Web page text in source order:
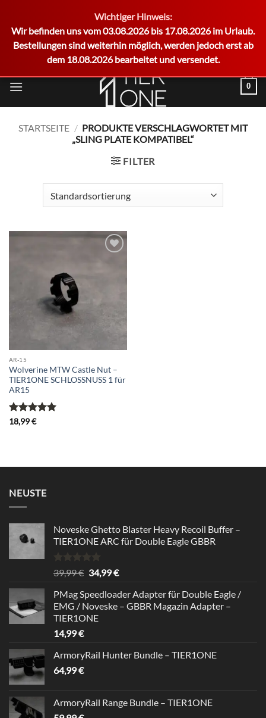
Wichtiger Hinweis:
Wir befinden uns vom 03.08.2026 bis 17.08.2026 im Urlaub.
Bestellungen sind weiterhin möglich, werden jedoch erst ab
dem 18.08.2026 bearbeitet und versendet.
Inhalt
0
STARTSEITE / PRODUKTE VERSCHLAGWORTET MIT
„SLING PLATE KOMPATIBEL“
FILTER
AR-15
Wolverine MTW Castle Nut –
TIER1ONE SCHLOSSNUSS 1 für
AR15
Bewertet
18,99€
NEUSTE
Noveske Ghetto Blaster Heavy Recoil Buffer –
TIER1ONE ARC für Double Eagle GBBR
Rated5.00
out of 5
39,99€ Original
was:
39,99 €.
34,99€Current
is:
34,99 €.
PMag Speedloader Adapter für Double Eagle /
EMG / Noveske – GBBR Magazin Adapter –
TIER1ONE
14,99€
ArmoryRail Hunter Bundle – TIER1ONE
64,99€
ArmoryRail Range Bundle – TIER1ONE